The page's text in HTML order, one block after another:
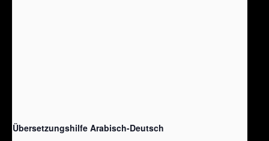
Übersetzungshilfe Arabisch-Deutsch